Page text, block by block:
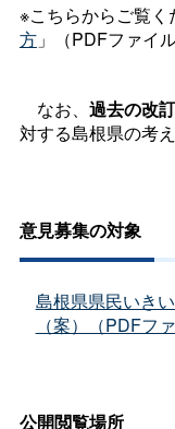
※こちらからご覧く
方」（PDFファイ
なお、 過去の改
対する島根県の考
意見募集の対象
島根県県民いき
（案）（PDFフ
公開閲覧場所